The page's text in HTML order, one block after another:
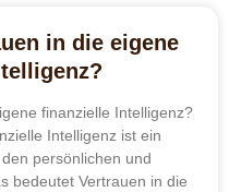
in die eigene
finanzielle Intelligenz?
Intelligenz ist ein
persönlichen und
bedeutet Vertrauen in die